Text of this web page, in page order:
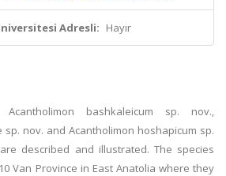
Adresli: Hayır
bashkaleicum sp. nov.,
nov. and Acantholimon hoshapicum sp.
described and illustrated. The species
Van Province in East Anatolia where they